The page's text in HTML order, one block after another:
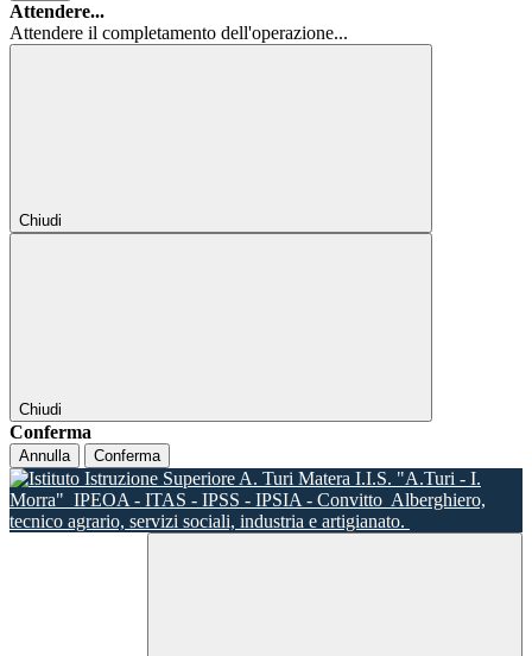
Attendere...
Attendere il completamento dell'operazione...
Chiudi
Chiudi
Conferma
Annulla Conferma
I.I.S. "A.Turi - I.
Morra" IPEOA - ITAS - IPSS - IPSIA - Convitto Alberghiero,
tecnico agrario, servizi sociali, industria e artigianato.